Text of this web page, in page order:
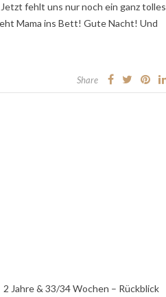
fehlt uns nur noch ein ganz tolles
Mama ins Bett! Gute Nacht! Und
Share
2 Jahre & 33/34 Wochen – Rückblick